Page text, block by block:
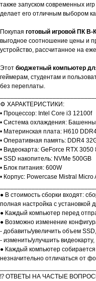
также запуском современных
делает его отличным выбором
Покупая готовый игровой ПК
выгодное соотношение цены и
устройство, рассчитанное на
Этот бюджетный компьютер
геймерам, студентам и
без переплаты.
⚙️ ХАРАКТЕРИСТИКИ:
• Процессор: Intel Core i3 12100f
• Система охлаждения:
• Материнская плата: H610
• Оперативная память: DDR4
• Видеокарта: GeForce RTX 3050
• SSD накопитель: NVMe 500GB
• Блок питания: 600W
• Корпус: Powercase Mistral Micro
● В стоимость сборки входят:
полная настройка с установкой
● Каждый компьютер перед
● Возможно изменение
- добавить/увеличить объем
- изменить/улучшить
● Каждый компьютер
незначительно отличаться от
⁉️ ОТВЕТЫ НА ЧАСТЫЕ ВОПРОСЫ: